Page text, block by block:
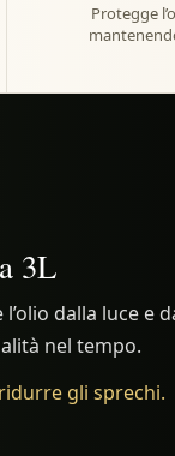
Protegge
3L
dalla luce e
nel tempo.
gli sprechi.